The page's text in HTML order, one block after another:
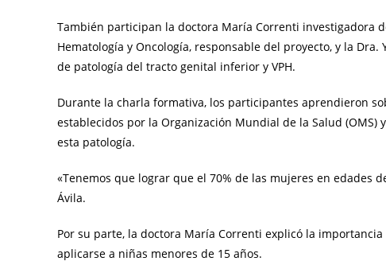
También participan la doctora María Correnti investigadora
Hematología y Oncología, responsable del proyecto, y la
de patología del tracto genital inferior y VPH.
Durante la charla formativa, los participantes aprendieron
establecidos por la Organización Mundial de la Salud (OMS)
esta patología.
«Tenemos que lograr que el 70% de las mujeres en edades
Ávila.
Por su parte, la doctora María Correnti explicó la
aplicarse a niñas menores de 15 años.